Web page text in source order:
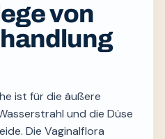
von
ist für die äußere
und die Düse
Die Vaginalflora